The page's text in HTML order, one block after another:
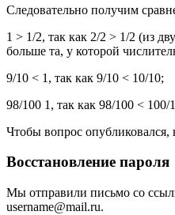
Следовательно получим
1 > 1/2, так как 2/2 > 1/2 (из
больше та, у которой
9/10 < 1, так как 9/10 < 10/10;
98/100 1, так как 98/100 < 100/
Чтобы вопрос опубликовался,
Восстановление пароля
Мы отправили письмо со
username@mail.ru.